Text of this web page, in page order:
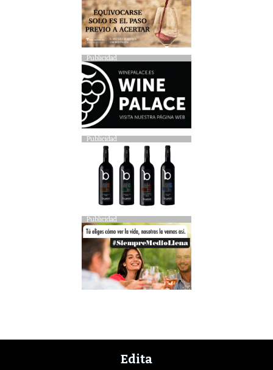
Publicidad
Publicidad
Publicidad
Edita